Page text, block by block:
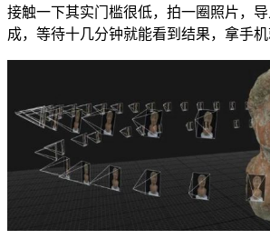
接触一下其实门槛很低，拍一圈照片，
成，等待十几分钟就能看到结果，拿手机